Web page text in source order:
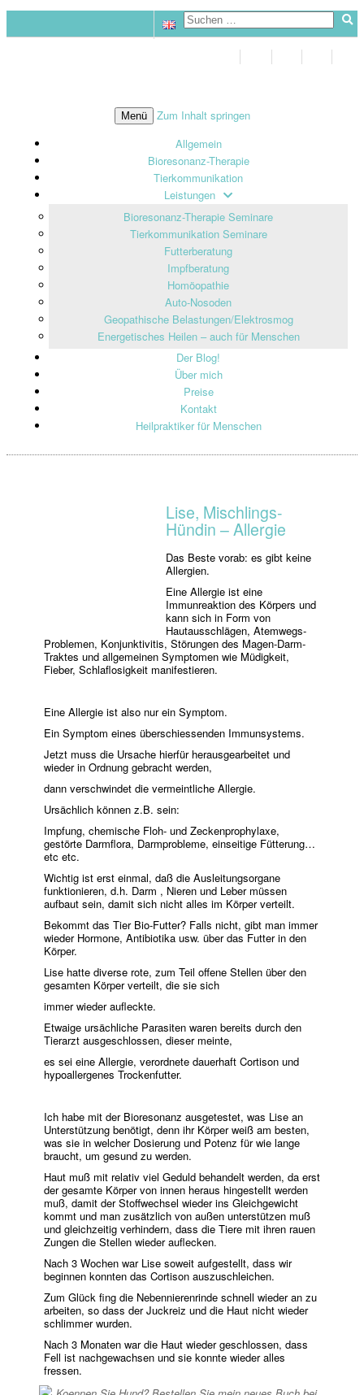
Menü
Zum Inhalt springen
Allgemein
Bioresonanz-Therapie
Tierkommunikation
Leistungen
Bioresonanz-Therapie Seminare
Tierkommunikation Seminare
Futterberatung
Impfberatung
Homöopathie
Auto-Nosoden
Geopathische Belastungen/Elektrosmog
Energetisches Heilen – auch für Menschen
Der Blog!
Über mich
Preise
Kontakt
Heilpraktiker für Menschen
Lise, Mischlings-
Hündin – Allergie
Das Beste vorab: es gibt keine
Allergien.
Eine Allergie ist eine
Immunreaktion des Körpers und
kann sich in Form von
Hautausschlägen, Atemwegs-
Problemen, Konjunktivitis, Störungen des Magen-Darm-
Traktes und allgemeinen Symptomen wie Müdigkeit,
Fieber, Schlaflosigkeit manifestieren.
Eine Allergie ist also nur ein Symptom.
Ein Symptom eines überschiessenden Immunsystems.
Jetzt muss die Ursache hierfür herausgearbeitet und
wieder in Ordnung gebracht werden,
dann verschwindet die vermeintliche Allergie.
Ursächlich können z.B. sein:
Impfung, chemische Floh- und Zeckenprophylaxe,
gestörte Darmflora, Darmprobleme, einseitige Fütterung…
etc etc.
Wichtig ist erst einmal, daß die Ausleitungsorgane
funktionieren, d.h. Darm , Nieren und Leber müssen
aufbaut sein, damit sich nicht alles im Körper verteilt.
Bekommt das Tier Bio-Futter? Falls nicht, gibt man immer
wieder Hormone, Antibiotika usw. über das Futter in den
Körper.
Lise hatte diverse rote, zum Teil offene Stellen über den
gesamten Körper verteilt, die sie sich
immer wieder aufleckte.
Etwaige ursächliche Parasiten waren bereits durch den
Tierarzt ausgeschlossen, dieser meinte,
es sei eine Allergie, verordnete dauerhaft Cortison und
hypoallergenes Trockenfutter.
Ich habe mit der Bioresonanz ausgetestet, was Lise an
Unterstützung benötigt, denn ihr Körper weiß am besten,
was sie in welcher Dosierung und Potenz für wie lange
braucht, um gesund zu werden.
Haut muß mit relativ viel Geduld behandelt werden, da erst
der gesamte Körper von innen heraus hingestellt werden
muß, damit der Stoffwechsel wieder ins Gleichgewicht
kommt und man zusätzlich von außen unterstützen muß
und gleichzeitig verhindern, dass die Tiere mit ihren rauen
Zungen die Stellen wieder auflecken.
Nach 3 Wochen war Lise soweit aufgestellt, dass wir
beginnen konnten das Cortison auszuschleichen.
Zum Glück fing die Nebennierenrinde schnell wieder an zu
arbeiten, so dass der Juckreiz und die Haut nicht wieder
schlimmer wurden.
Nach 3 Monaten war die Haut wieder geschlossen, dass
Fell ist nachgewachsen und sie konnte wieder alles
fressen.